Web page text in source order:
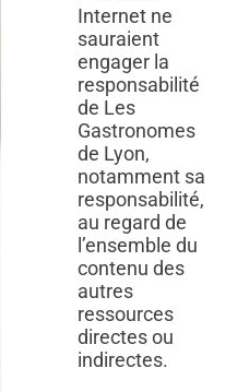
Internet ne
sauraient
engager la
responsabilité
de Les
Gastronomes
de Lyon,
notamment sa
responsabilité,
au regard de
l’ensemble du
contenu des
autres
ressources
directes ou
indirectes.